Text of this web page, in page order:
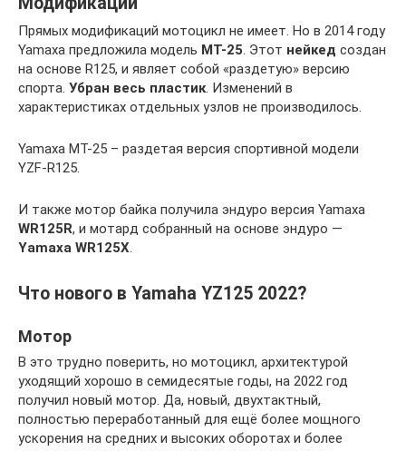
Прямых модификаций мотоцикл не имеет. Но в 2014 году
Yamaxa предложила модель MT-25 . Этот нейкед создан
на основе R125, и являет собой «раздетую» версию
спорта. Убран весь пластик . Изменений в
характеристиках отдельных узлов не производилось.
Yamaxa MT-25 – раздетая версия спортивной модели
YZF-R125.
И также мотор байка получила эндуро версия Yamaxa
WR125R, и мотард собранный на основе эндуро —
Yamaxa WR125X
Что нового в Yamaha YZ125 2022?
Мотор
В это трудно поверить, но мотоцикл, архитектурой
уходящий хорошо в семидесятые годы, на 2022 год
получил новый мотор. Да, новый, двухтактный,
полностью переработанный для ещё более мощного
ускорения на средних и высоких оборотах и более